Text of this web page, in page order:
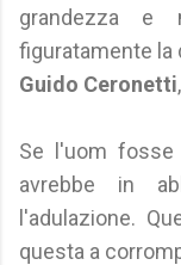
grandezza e
figuratamente la
Guido Ceronetti
Se l'uom fosse
avrebbe in
l'adulazione.
questa a